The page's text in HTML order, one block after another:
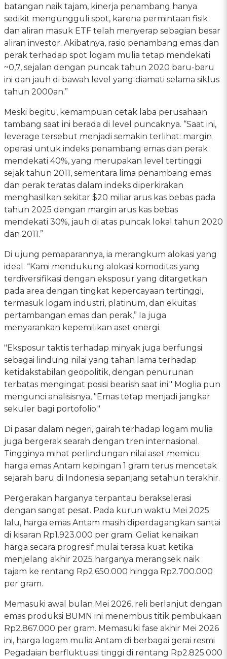
batangan naik tajam, kinerja penambang hanya
sedikit mengungguli spot, karena permintaan fisik
dan aliran masuk ETF telah menyerap sebagian besar
aliran investor. Akibatnya, rasio penambang emas dan
perak terhadap spot logam mulia tetap mendekati
~0,7, sejalan dengan puncak tahun 2020 baru-baru
ini dan jauh di bawah level yang diamati selama siklus
tahun 2000an.”
Meski begitu, kemampuan cetak laba perusahaan
tambang saat ini berada di level puncaknya. “Saat ini,
leverage tersebut menjadi semakin terlihat: margin
operasi untuk indeks penambang emas dan perak
mendekati 40%, yang merupakan level tertinggi
sejak tahun 2011, sementara lima penambang emas
dan perak teratas dalam indeks diperkirakan
menghasilkan sekitar $20 miliar arus kas bebas pada
tahun 2025 dengan margin arus kas bebas
mendekati 30%, jauh di atas puncak lokal tahun 2020
dan 2011.”
Di ujung pemaparannya, ia merangkum alokasi yang
ideal. “Kami mendukung alokasi komoditas yang
terdiversifikasi dengan eksposur yang ditargetkan
pada area dengan tingkat kepercayaan tertinggi,
termasuk logam industri, platinum, dan ekuitas
pertambangan emas dan perak,” Ia juga
menyarankan kepemilikan aset energi.
"Eksposur taktis terhadap minyak juga berfungsi
sebagai lindung nilai yang tahan lama terhadap
ketidakstabilan geopolitik, dengan penurunan
terbatas mengingat posisi bearish saat ini." Moglia pun
mengunci analisisnya, "Emas tetap menjadi jangkar
sekuler bagi portofolio."
Di pasar dalam negeri, gairah terhadap logam mulia
juga bergerak searah dengan tren internasional.
Tingginya minat perlindungan nilai aset memicu
harga emas Antam kepingan 1 gram terus mencetak
sejarah baru di Indonesia sepanjang setahun terakhir.
Pergerakan harganya terpantau berakselerasi
dengan sangat pesat. Pada kurun waktu Mei 2025
lalu, harga emas Antam masih diperdagangkan santai
di kisaran Rp1.923.000 per gram. Geliat kenaikan
harga secara progresif mulai terasa kuat ketika
menjelang akhir 2025 harganya merangsek naik
tajam ke rentang Rp2.650.000 hingga Rp2.700.000
per gram.
Memasuki awal bulan Mei 2026, reli berlanjut dengan
emas produksi BUMN ini menembus titik pembukaan
Rp2.867.000 per gram. Memasuki fase akhir Mei 2026
ini, harga logam mulia Antam di berbagai gerai resmi
Pegadaian berfluktuasi tinggi di rentang Rp2.825.000